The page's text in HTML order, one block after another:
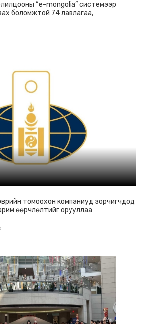
“e-mongolia” системээр
боломжтой 74 лавлагаа,
томоохон компаниуд зорчигчдод
өөрчлөлтийг орууллаа